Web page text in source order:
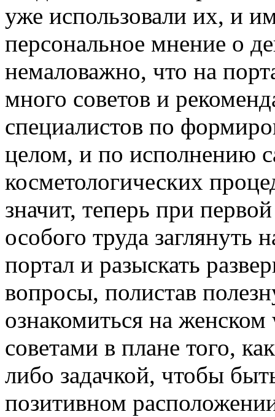
уже использовали их, и
персональное мнение о
немаловажно, что на
много советов и
специалистов по
целом, и по исполнению
косметологических
значит, теперь при
особого труда заглянуть
портал и разыскать
вопросы, полистав
ознакомиться на
советами в плане того,
либо задачкой, чтобы
позитивном